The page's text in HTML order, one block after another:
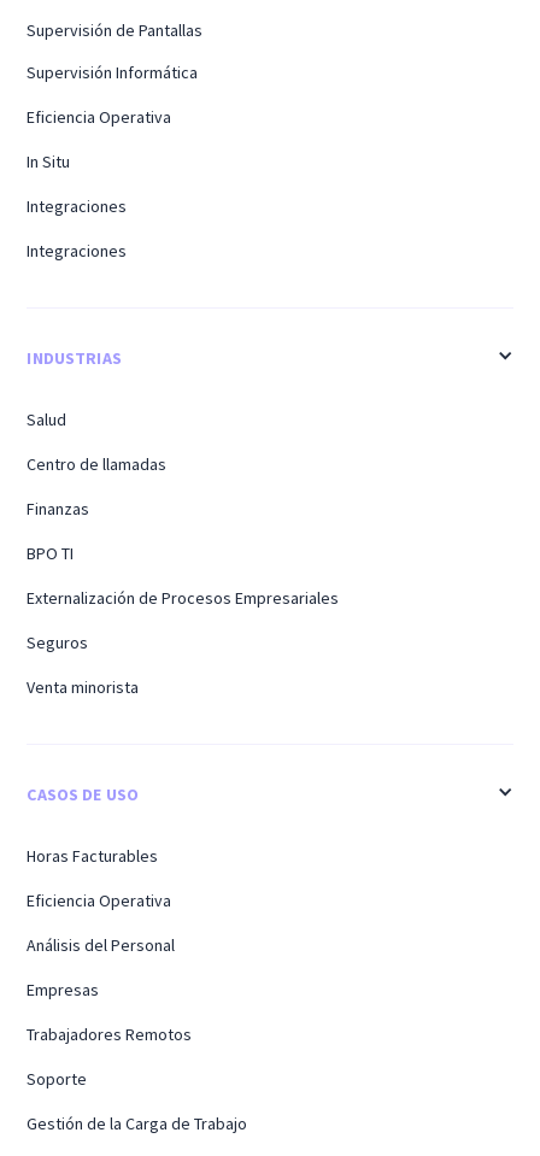
Supervisión de Pantallas
Supervisión Informática
Eficiencia Operativa
In Situ
Integraciones
Integraciones
INDUSTRIAS
Salud
Centro de llamadas
Finanzas
BPO TI
Externalización de Procesos Empresariales
Seguros
Venta minorista
CASOS DE USO
Horas Facturables
Eficiencia Operativa
Análisis del Personal
Empresas
Trabajadores Remotos
Soporte
Gestión de la Carga de Trabajo